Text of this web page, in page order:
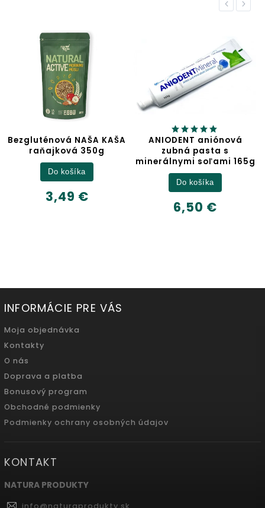
Previous
ANIODENT aniónová
zubná pasta s
minerálnymi soľami 165g
Do košíka
Jablčný ocot
6,32 €
Next
INFORMÁCIE PRE VÁS
Moja objednávka
Kontakty
O nás
Doprava a platba
Bonusový program
Obchodné podmienky
Podmienky ochrany osobných údajov
KONTAKT
NATURA PRODUKTY